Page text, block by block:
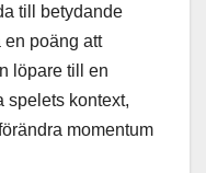
till betydande
en poäng att
löpare till en
spelets kontext,
momentum